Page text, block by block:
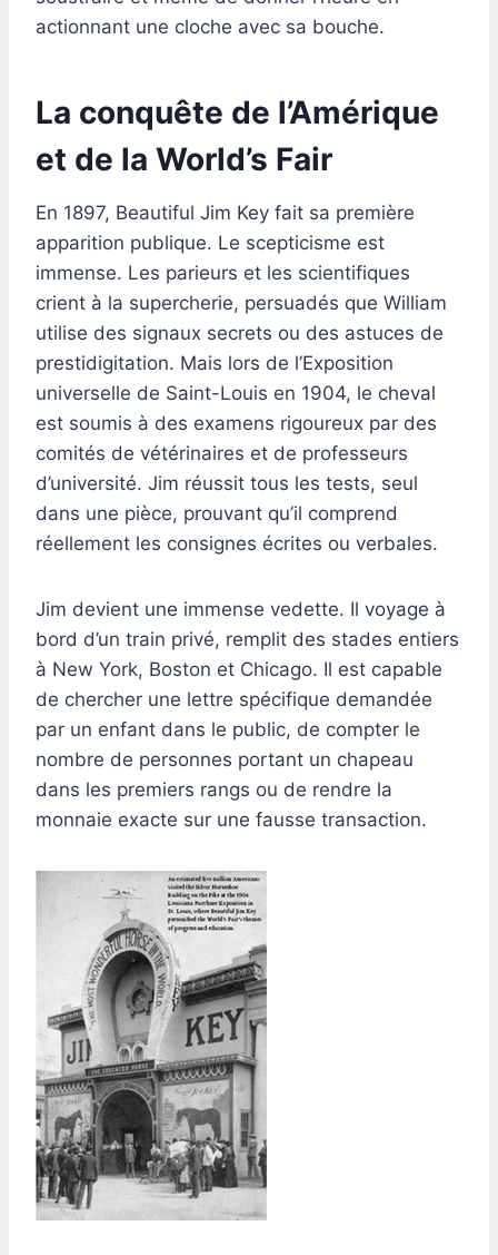
actionnant une cloche avec sa bouche.
La conquête de l’Amérique
et de la World’s Fair
En 1897, Beautiful Jim Key fait sa première
apparition publique. Le scepticisme est
immense. Les parieurs et les scientifiques
crient à la supercherie, persuadés que William
utilise des signaux secrets ou des astuces de
prestidigitation. Mais lors de l’Exposition
universelle de Saint-Louis en 1904, le cheval
est soumis à des examens rigoureux par des
comités de vétérinaires et de professeurs
d’université. Jim réussit tous les tests, seul
dans une pièce, prouvant qu’il comprend
réellement les consignes écrites ou verbales.
Jim devient une immense vedette. Il voyage à
bord d’un train privé, remplit des stades entiers
à New York, Boston et Chicago. Il est capable
de chercher une lettre spécifique demandée
par un enfant dans le public, de compter le
nombre de personnes portant un chapeau
dans les premiers rangs ou de rendre la
monnaie exacte sur une fausse transaction.